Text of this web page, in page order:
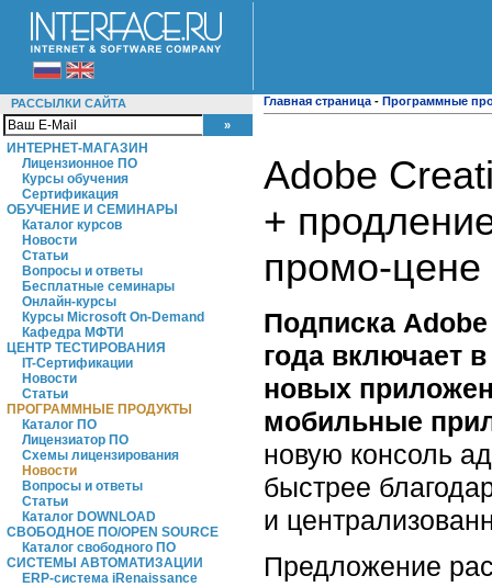
РАССЫЛКИ САЙТА
ИНТЕРНЕТ-МАГАЗИН
Лицензионное ПО
Курсы обучения
Сертификация
ОБУЧЕНИЕ И СЕМИНАРЫ
Каталог курсов
Новости
Статьи
Вопросы и ответы
Бесплатные семинары
Онлайн-курсы
Курсы Microsoft On-Demand
Кафедра МФТИ
ЦЕНТР ТЕСТИРОВАНИЯ
IT-Сертификации
Новости
Статьи
ПРОГРАММНЫЕ ПРОДУКТЫ
Каталог ПО
Лицензиатор ПО
Схемы лицензирования
Новости
Вопросы и ответы
Статьи
Каталог DOWNLOAD
СВОБОДНОЕ ПО/OPEN SOURCE
Каталог свободного ПО
СИСТЕМЫ АВТОМАТИЗАЦИИ
ERP-система iRenaissance
Главная страница - Программные
Adobe
+
промо-цене
Подписка
года включает
новых
мобильные
новую консоль
быстрее
и
Предложение